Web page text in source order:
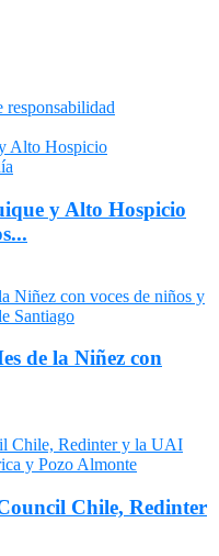
responsabilidad
y Alto Hospicio
de la Niñez con
Chile, Redinter